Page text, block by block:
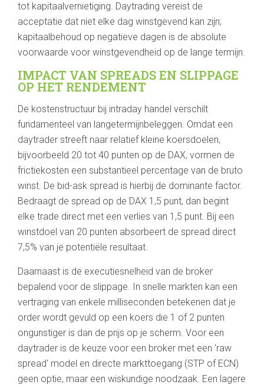
tot kapitaalvernietiging. Daytrading vereist de
acceptatie dat niet elke dag winstgevend kan zijn;
kapitaalbehoud op negatieve dagen is de absolute
voorwaarde voor winstgevendheid op de lange termijn.
IMPACT VAN SPREADS EN SLIPPAGE
OP HET RENDEMENT
De kostenstructuur bij intraday handel verschilt
fundamenteel van langetermijnbeleggen. Omdat een
daytrader streeft naar relatief kleine koersdoelen,
bijvoorbeeld 20 tot 40 punten op de DAX, vormen de
frictiekosten een substantieel percentage van de bruto
winst. De bid-ask spread is hierbij de dominante factor.
Bedraagt de spread op de DAX 1,5 punt, dan begint
elke trade direct met een verlies van 1,5 punt. Bij een
winstdoel van 20 punten absorbeert de spread direct
7,5% van je potentiële resultaat.
Daarnaast is de executiesnelheid van de broker
bepalend voor de slippage. In snelle markten kan een
vertraging van enkele milliseconden betekenen dat je
order wordt gevuld op een koers die 1 of 2 punten
ongunstiger is dan de prijs op je scherm. Voor een
daytrader is de keuze voor een broker met een 'raw
spread' model en directe markttoegang (STP of ECN)
geen optie, maar een wiskundige noodzaak. Een lagere